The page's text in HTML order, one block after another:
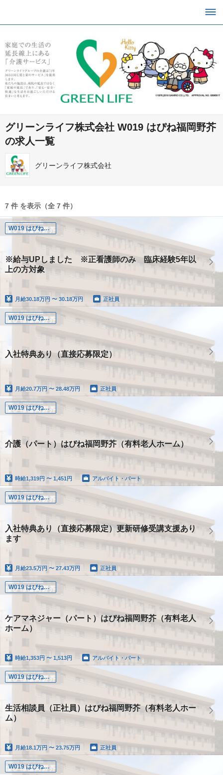
グリーンライフ株式会社 W019 はぴね福岡野芥
の求人一覧
グリーンライフ株式会社
7 件 を表示（全 7 件）
W019 はぴね福岡野芥
※給与UPしました ※正看護師のみ 臨床経験5年以
上の方対象
月給30.18万円 〜 30.18万円 正社員
W019 はぴね福岡野芥
入社特典あり（直接応募限定）
月給20.7万円 〜 28.48万円 正社員
W019 はぴね福岡野芥
介護（パート）はぴね福岡野芥（有料老人ホーム）
時給1,319円 〜 1,451円 アルバイト・パート
W019 はぴね福岡野芥
入社特典あり（直接応募限定）更新研修受講支援あり
ます
月給23.5万円 〜 27.43万円 正社員
W019 はぴね福岡野芥
ケアマネジャー（パート）はぴね福岡野芥（有料老人
ホーム）
時給1,353円 〜 1,513円 アルバイト・パート
W019 はぴね福岡野芥
生活相談員（正社員）はぴね福岡野芥（有料老人ホー
ム）
月給18.1万円 〜 23.75万円 正社員
W019 はぴね福岡野芥